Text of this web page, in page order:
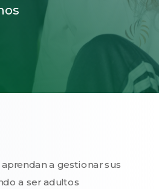
a gestionar sus
a ser adultos